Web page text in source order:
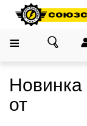
Адреса магазинов
Главная О компании
Новинка
от